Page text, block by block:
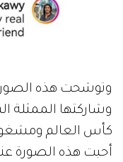
وتوشحت هذه
وشاركتها الممثلة
كأس العالم